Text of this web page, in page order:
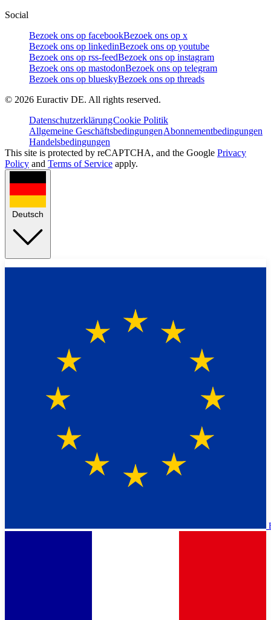
Social
Bezoek ons op facebookBezoek ons op x
Bezoek ons op linkedinBezoek ons op youtube
Bezoek ons op rss-feedBezoek ons op instagram
Bezoek ons op mastodonBezoek ons op telegram
Bezoek ons op blueskyBezoek ons op threads
© 2026 Euractiv DE. All rights reserved.
DatenschutzerklärungCookie Politik
Allgemeine GeschäftsbedingungenAbonnementbedingungen
Handelsbedingungen
This site is protected by reCAPTCHA, and the Google Privacy
Policy and Terms of Service apply.
Deutsch